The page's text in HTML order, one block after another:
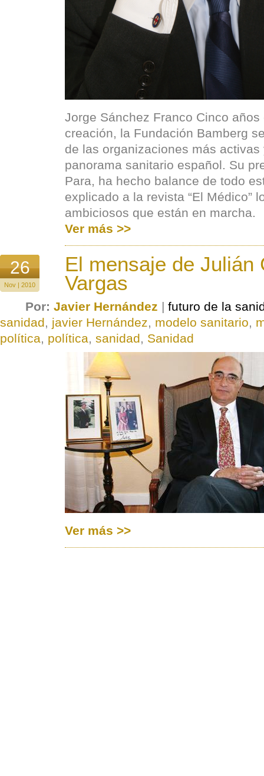
Jorge Sánchez Franco Cinco
creación, la Fundación Bamberg
de las organizaciones más
panorama sanitario español. Su
Para, ha hecho balance de todo
explicado a la revista “El Médico”
ambiciosos que están en marcha.
Ver más >>
26
Nov | 2010
El mensaje de Julián
Vargas
Por: Javier Hernández | futuro de la
sanidad, javier Hernández, modelo sanitario,
política, política, sanidad, Sanidad
Ver más >>